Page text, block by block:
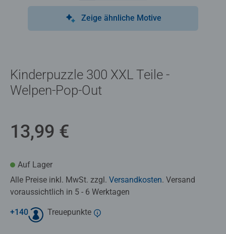
Zeige ähnliche Motive
Kinderpuzzle 300 XXL Teile -
Welpen-Pop-Out
13,99 €
Auf Lager
Alle Preise inkl. MwSt. zzgl. Versandkosten. Versand
voraussichtlich in 5 - 6 Werktagen
+140 Treuepunkte